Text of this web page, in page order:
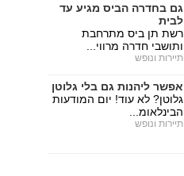
גם בחדרה הביס מגיע עד
לבית
רשת תן ביס מתרחבת
ותושבי חדרה מרווי...
תיירות ונופש
אפשר ליהנות גם בלי גלוטן
גלוטן? לא עוד! יום המודעות
הבינלאומ...
תיירות ונופש